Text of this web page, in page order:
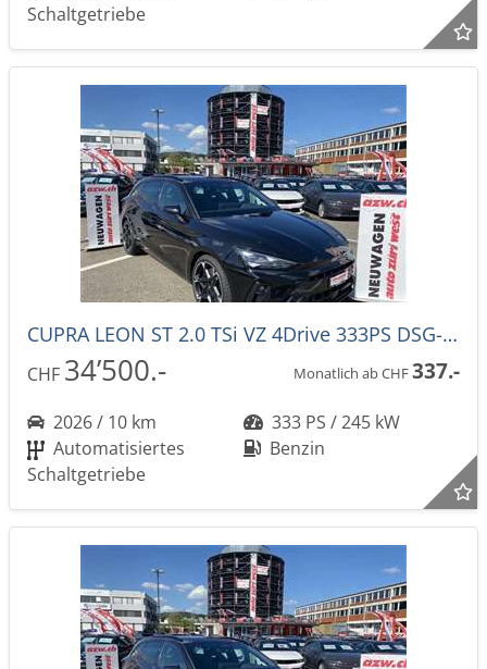
Schaltgetriebe
CUPRA LEON ST 2.0 TSi VZ 4Drive 333PS DSG-Automat -43%!
CHF 34’500.- Monatlich ab CHF337.-
2026 / 10 km
333 PS / 245 kW
Automatisiertes
Schaltgetriebe
Benzin